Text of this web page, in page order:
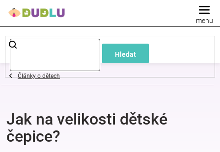
Hledat
Dětské
a
oblečení
Pokojíček
Články o dětech
Jak na velikosti dětské
čepice?